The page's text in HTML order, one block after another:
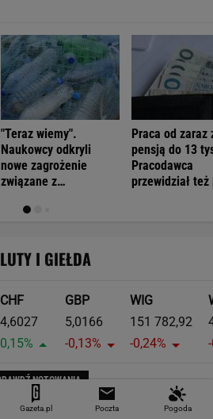
"Teraz wiemy".
Naukowcy odkryli
nowe zagrożenie
związane z
Praca od zaraz
pensją do 13
Pracodawca
przewidział
I GIEŁDA
CHF
4,6027
0,15%
GBP
5,0166
-0,13%
WIG
151 782,92
-0,24%
NOTOWANIA
Notowania dostarcza VIA24ONLINE
Gazeta.pl Poczta Pogoda